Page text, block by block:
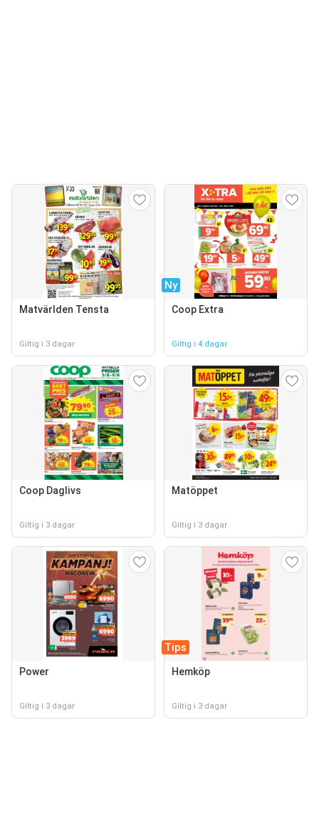
Matvärlden Tensta
Giltig i 3 dagar
Ny
Coop Extra
Giltig i 4 dagar
Coop Daglivs
Giltig i 3 dagar
Matöppet
Giltig i 3 dagar
Power
Giltig i 3 dagar
Tips
Hemköp
Giltig i 3 dagar